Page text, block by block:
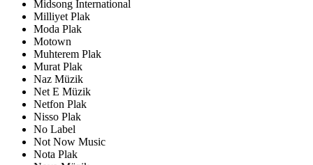
Midsong International
Milliyet Plak
Moda Plak
Motown
Muhterem Plak
Murat Plak
Naz Müzik
Net E Müzik
Netfon Plak
Nisso Plak
No Label
Not Now Music
Nota Plak